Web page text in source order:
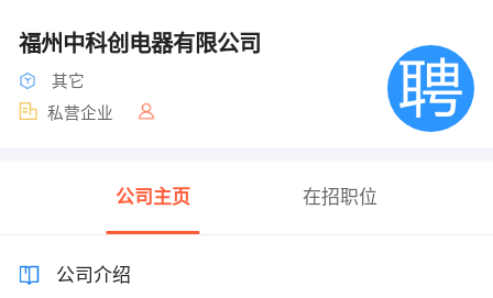
福州中科创电器有限公司
其它
私营企业
公司主页 在招职位
公司介绍